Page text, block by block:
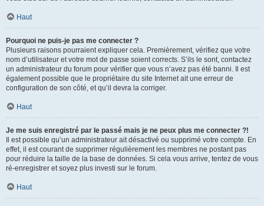
Haut
Pourquoi ne puis-je pas me connecter ?
Plusieurs raisons pourraient expliquer cela. Premièrement, vérifiez que votre
nom d’utilisateur et votre mot de passe soient corrects. S’ils le sont, contactez
un administrateur du forum pour vérifier que vous n’avez pas été banni. Il est
également possible que le propriétaire du site Internet ait une erreur de
configuration de son côté, et qu’il devra la corriger.
Haut
Je me suis enregistré par le passé mais je ne peux plus me connecter ?!
Il est possible qu’un administrateur ait désactivé ou supprimé votre compte. En
effet, il est courant de supprimer régulièrement les membres ne postant pas
pour réduire la taille de la base de données. Si cela vous arrive, tentez de vous
ré-enregistrer et soyez plus investi sur le forum.
Haut